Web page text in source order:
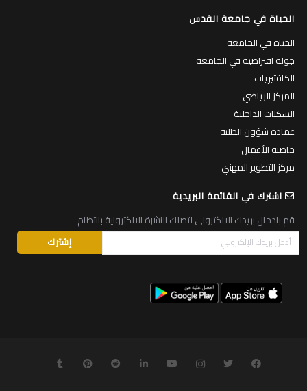
الحياة في جامعة القدس
الحياة في الجامعة
جولة افتراضية في الجامعة
الكافتيريات
المركز الرياضي
السكنات الداخلية
عمادة شؤون الطلبة
حاضنة الأعمال
مركز التطوير المهني
اشترك في القائمة البريدية
قم بادخال بريدك الالكتروني لتصلك النشرة الالكترونية بانتظام